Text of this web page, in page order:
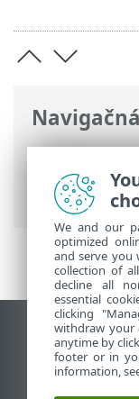
ESET Online
webových
Zobraziť
End of Life
Databáza
We and our
optimized
and serve you
collection of
decline all
essential
clicking
withdraw your
anytime by
footer or in
information,